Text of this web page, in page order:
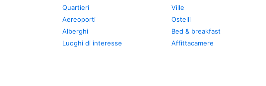
Quartieri
Aereoporti
Alberghi
Luoghi di interesse
Ville
Ostelli
Bed & breakfast
Affittacamere